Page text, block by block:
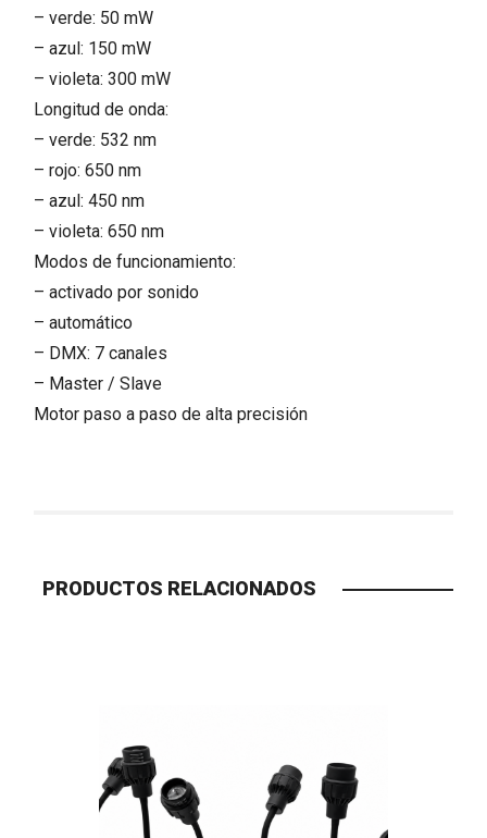
– verde: 50 mW
– azul: 150 mW
– violeta: 300 mW
Longitud de onda:
– verde: 532 nm
– rojo: 650 nm
– azul: 450 nm
– violeta: 650 nm
Modos de funcionamiento:
– activado por sonido
– automático
– DMX: 7 canales
– Master / Slave
Motor paso a paso de alta precisión
PRODUCTOS RELACIONADOS